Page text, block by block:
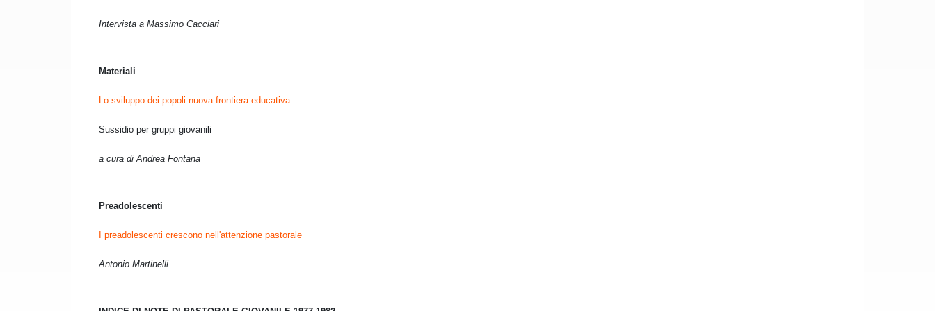
Intervista a Massimo Cacciari
Materiali
Lo sviluppo dei popoli nuova frontiera educativa
Sussidio per gruppi giovanili
a cura di Andrea Fontana
Preadolescenti
I preadolescenti crescono nell'attenzione pastorale
Antonio Martinelli